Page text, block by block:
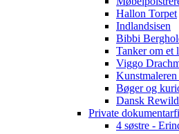
Hallon Torpet
Indlandsisen
Bibbi
Tanker om et
Viggo
Bøger og
Dansk
Private
4 søstre -